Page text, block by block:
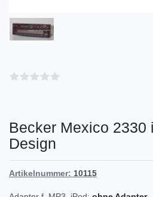
Becker Mexico 2330
Design
Artikelnummer: 10115